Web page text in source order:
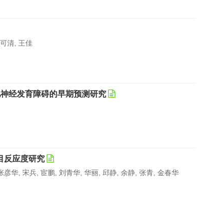
清, 王佳
经发育障碍的早期预测研究
反应度研究
华, 宋兵, 宦鹏, 刘青华, 华丽, 邱静, 余静, 张青, 金春华